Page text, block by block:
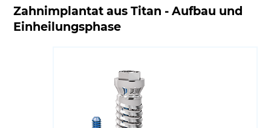
Zahnimplantat aus Titan - Aufbau und
Einheilungsphase